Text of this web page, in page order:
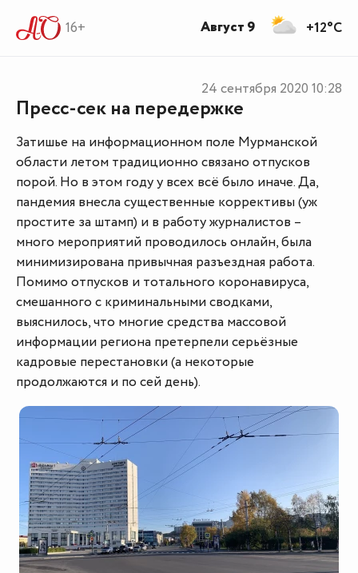
16+
Пресс-сек на передержке
24 сентября 2020 10:28
Затишье на информационном поле Мурманской
области летом традиционно связано отпусков
порой. Но в этом году у всех всё было иначе. Да,
пандемия внесла существенные коррективы (уж
простите за штамп) и в работу журналистов –
много мероприятий проводилось онлайн, была
минимизирована привычная разъездная работа.
Помимо отпусков и тотального коронавируса,
смешанного с криминальными сводками,
выяснилось, что многие средства массовой
информации региона претерпели серьёзные
кадровые перестановки (а некоторые
продолжаются и по сей день).
+12°C
Август 9